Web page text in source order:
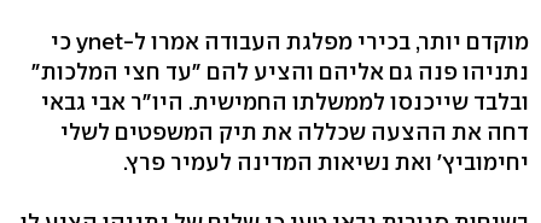
מוקדם יותר, בכירי מפלגת העבודה אמרו ל-ynet כי
נתניהו פנה גם אליהם והציע להם "עד חצי המלכות"
ובלבד שייכנסו לממשלתו החמישית. היו"ר אבי גבאי
דחה את ההצעה שכללה את תיק המשפטים לשלי
יחימוביץ' ואת נשיאות המדינה לעמיר פרץ.